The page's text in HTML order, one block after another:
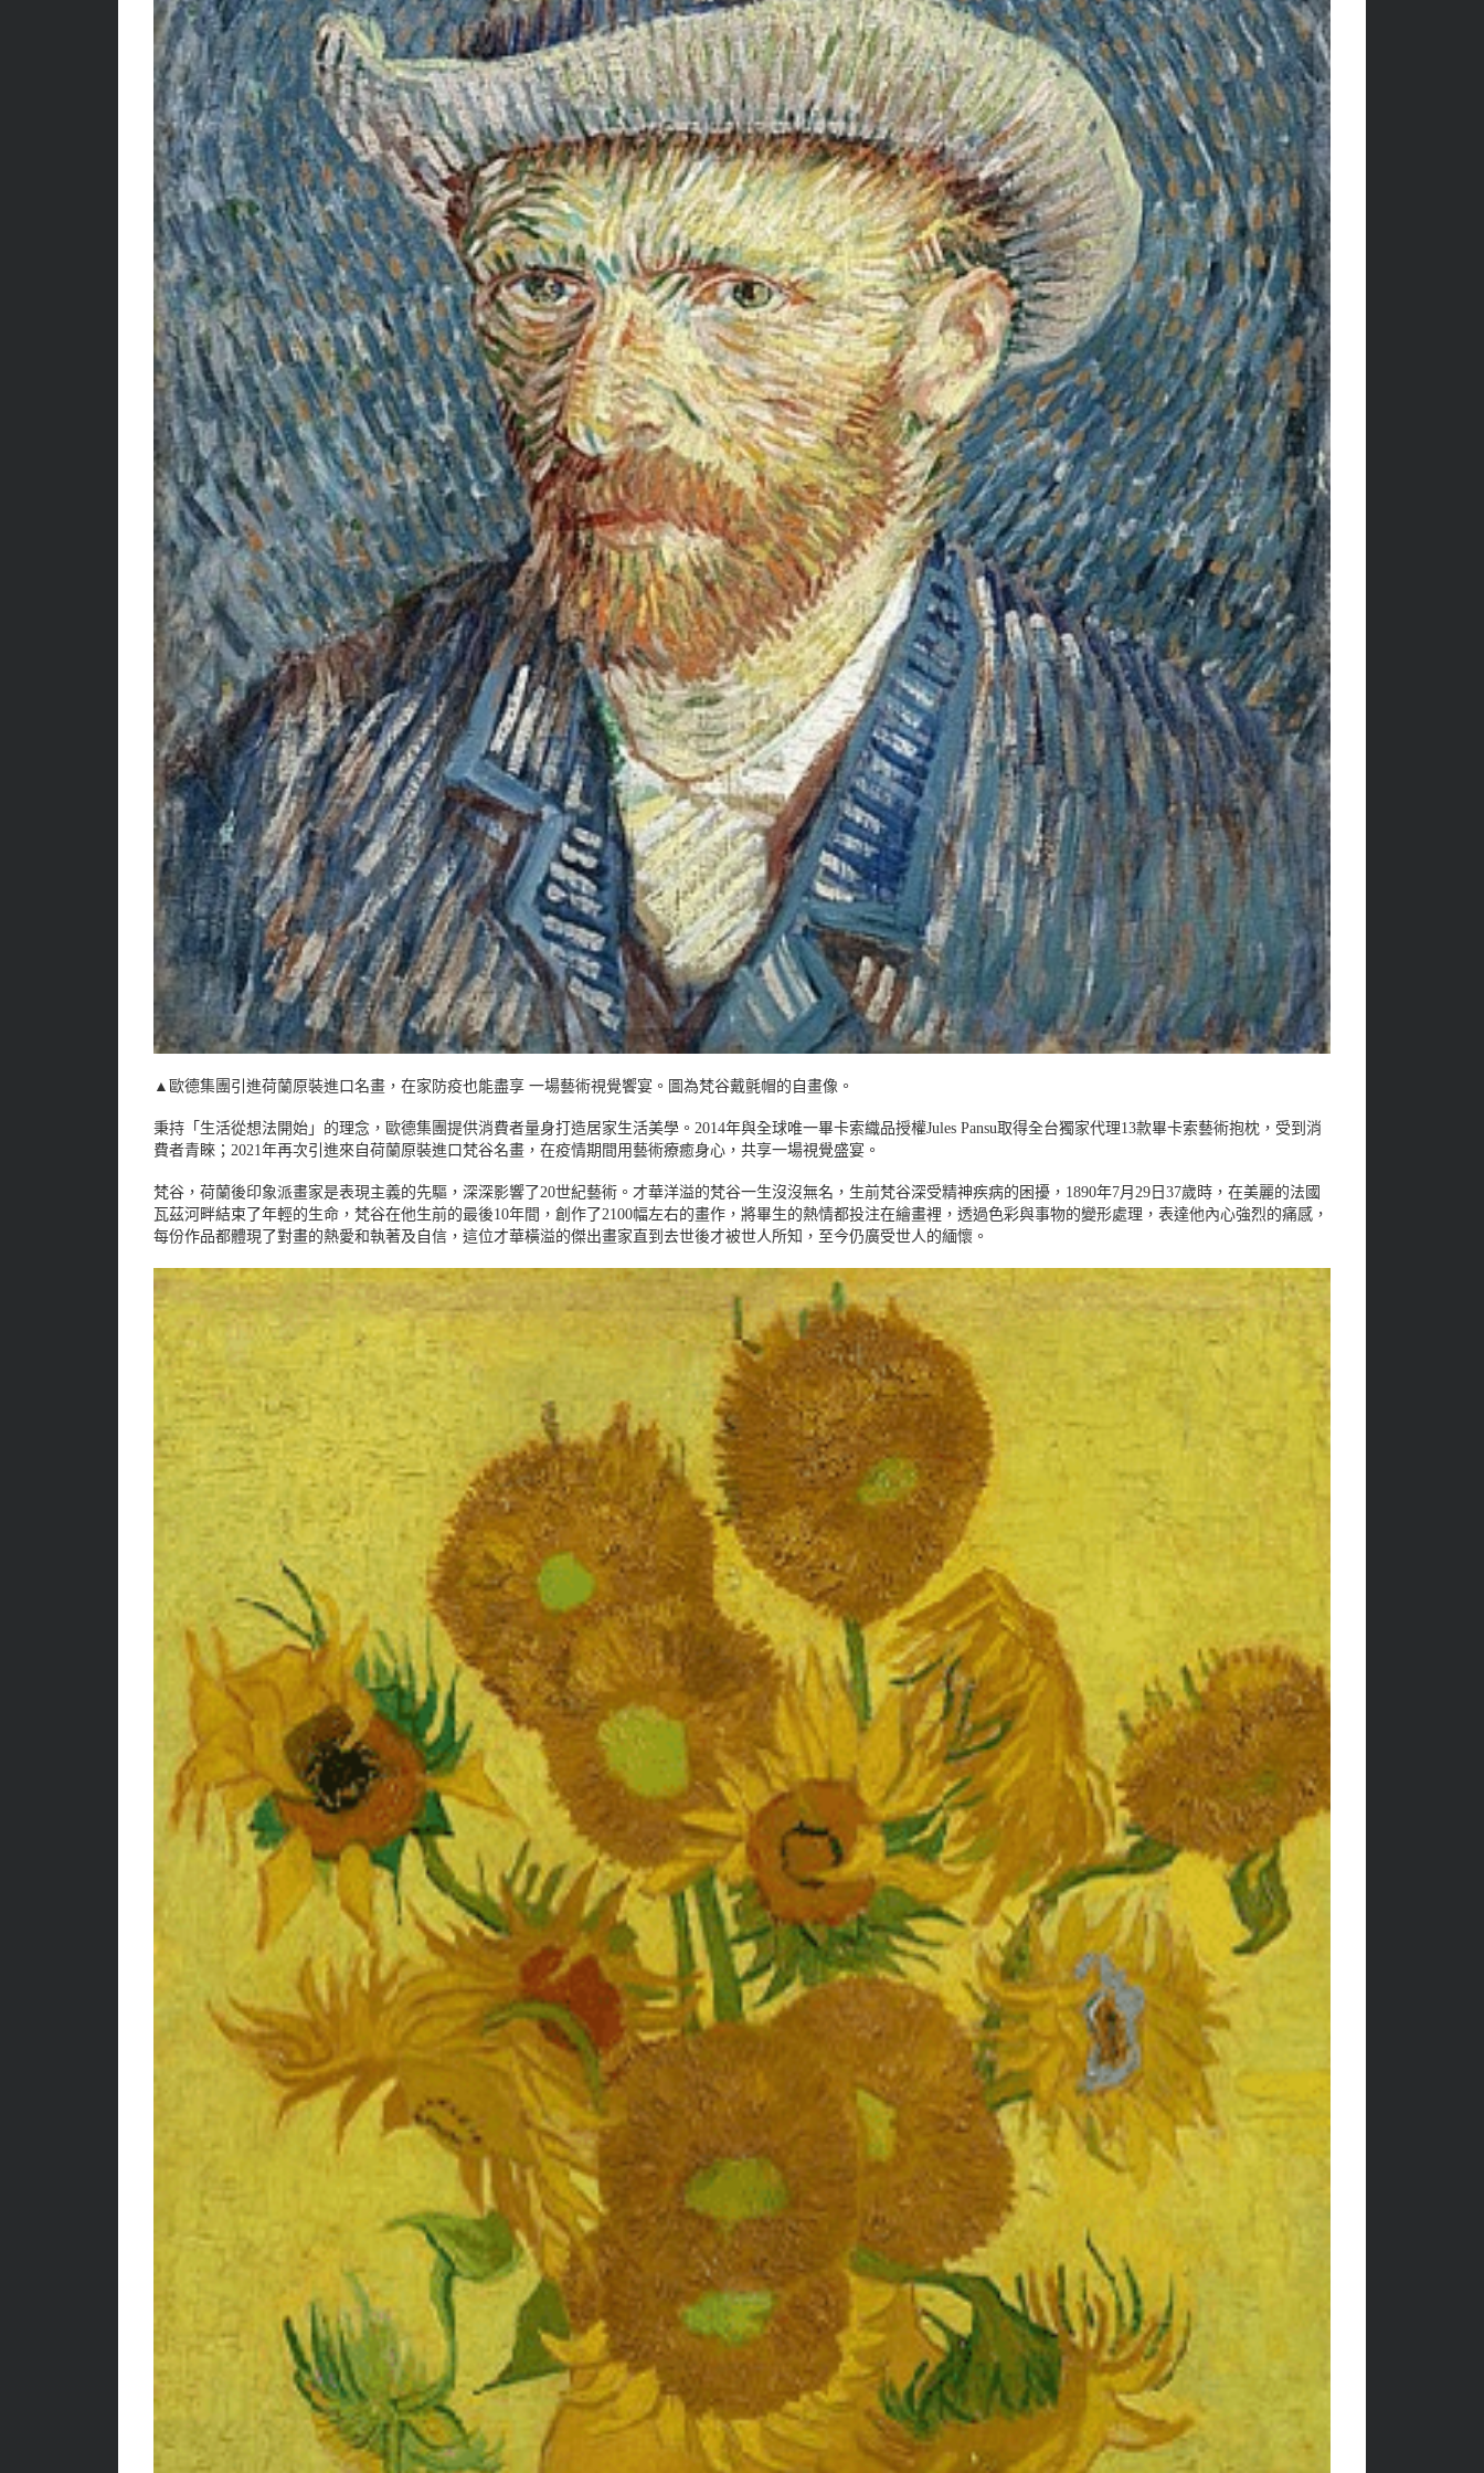
▲ 歐德集團引進荷蘭原裝進口名畫，在家防疫也能盡享 一場藝術視覺饗宴。圖為梵谷戴氈帽的自畫像。
秉持「生活從想法開始」的理念，歐德集團提供消費者量身打造居家生活美學。2014年與全球唯一畢卡索織品授權Jules Pansu取得全台獨家代理13款畢卡索藝術抱枕，受到消
費者青睞；2021年再次引進來自荷蘭原裝進口梵谷名畫，在疫情期間用藝術療癒身心，共享一場視覺盛宴。
梵谷，荷蘭後印象派畫家是表現主義的先驅，深深影響了20世紀藝術。才華洋溢的梵谷一生沒沒無名，生前梵谷深受精神疾病的困擾，1890年7月29日37歲時，在美麗的法國
瓦茲河畔結束了年輕的生命，梵谷在他生前的最後10年間，創作了2100幅左右的畫作，將畢生的熱情都投注在繪畫裡，透過色彩與事物的變形處理，表達他內心強烈的痛感，
每份作品都體現了對畫的熱愛和執著及自信，這位才華橫溢的傑出畫家直到去世後才被世人所知，至今仍廣受世人的緬懷。